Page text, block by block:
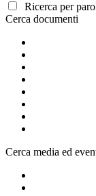
Ricerca per
Cerca documenti
Cerca media ed